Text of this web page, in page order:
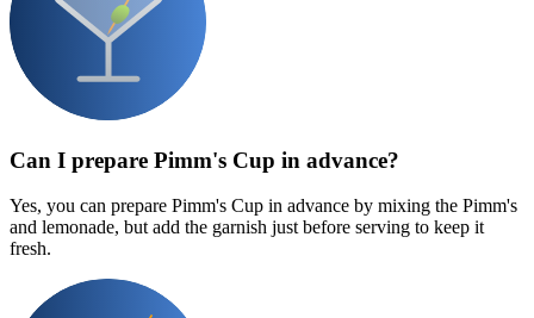
Can I prepare Pimm's Cup in advance?
Yes, you can prepare Pimm's Cup in advance by mixing the Pimm's
and lemonade, but add the garnish just before serving to keep it
fresh.